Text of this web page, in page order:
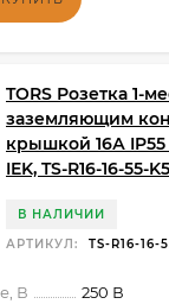
TORS Розетка 1-
заземляющим
крышкой 16А IP55
IEK, TS-R16-16-55-
В НАЛИЧИИ
АРТИКУЛ:
TS-R16-16-
В
250 В